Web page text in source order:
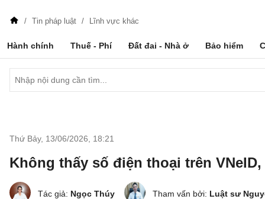
Tin pháp luật Lĩnh vực khác
Hành chính Thuế - Phí Đất đai - Nhà ở Bảo hiểm
Thứ Bảy, 13/06/2026 18:21
Không thấy số điện thoại trên
Tác giả: Ngọc Thúy Tham vấn bởi: Luật sư